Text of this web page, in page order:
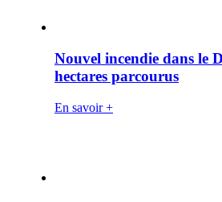
Nouvel incendie dans le
hectares parcourus
En savoir +